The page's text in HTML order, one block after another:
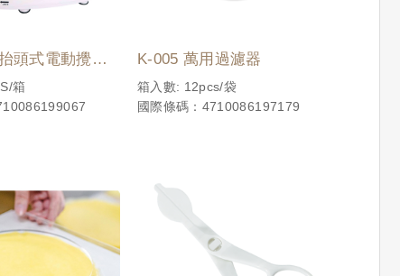
頭式電動攪拌
箱
K-005 萬用過濾器
箱入數: 12pcs/袋
國際條碼：4710086197179